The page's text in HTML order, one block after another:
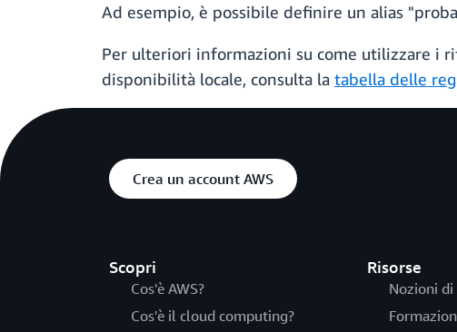
Ad esempio, è possibile definire un alias
Per ulteriori informazioni su come utilizzare i
disponibilità locale, consulta la tabella delle
Crea un account AWS
Scopri
Cos'è AWS?
Cos'è il cloud computing?
Risorse
Nozioni di